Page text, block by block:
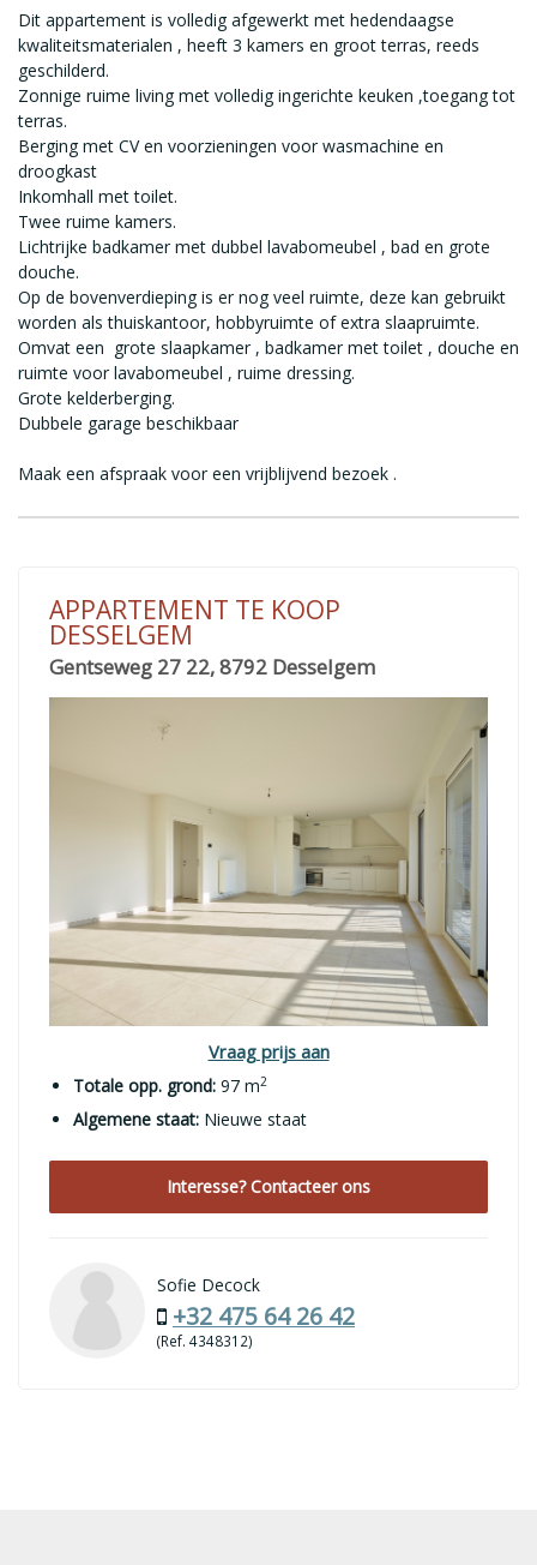
Dit appartement is volledig afgewerkt met hedendaagse
kwaliteitsmaterialen , heeft 3 kamers en groot terras, reeds
geschilderd.
Zonnige ruime living met volledig ingerichte keuken ,toegang tot
terras.
Berging met CV en voorzieningen voor wasmachine en
droogkast
Inkomhall met toilet.
Twee ruime kamers.
Lichtrijke badkamer met dubbel lavabomeubel , bad en grote
douche.
Op de bovenverdieping is er nog veel ruimte, deze kan gebruikt
worden als thuiskantoor, hobbyruimte of extra slaapruimte.
Omvat een grote slaapkamer , badkamer met toilet , douche en
ruimte voor lavabomeubel , ruime dressing.
Grote kelderberging.
Dubbele garage beschikbaar
Maak een afspraak voor een vrijblijvend bezoek .
APPARTEMENT TE KOOP
DESSELGEM
Gentseweg 27 22, 8792 Desselgem
Vraag prijs aan
Totale opp. grond: 97 m2
Algemene staat: Nieuwe staat
Interesse? Contacteer ons
Sofie Decock
+32 475 64 26 42
(Ref. 4348312)